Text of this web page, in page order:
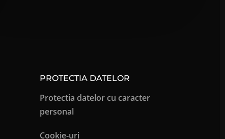
PROTECTIA DATELOR
Protectia datelor cu caracter
personal
Cookie-uri